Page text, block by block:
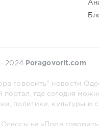
2024 Poragovorit.com
говорить" новости
где сегодня
политики, культуры и
на «Пора